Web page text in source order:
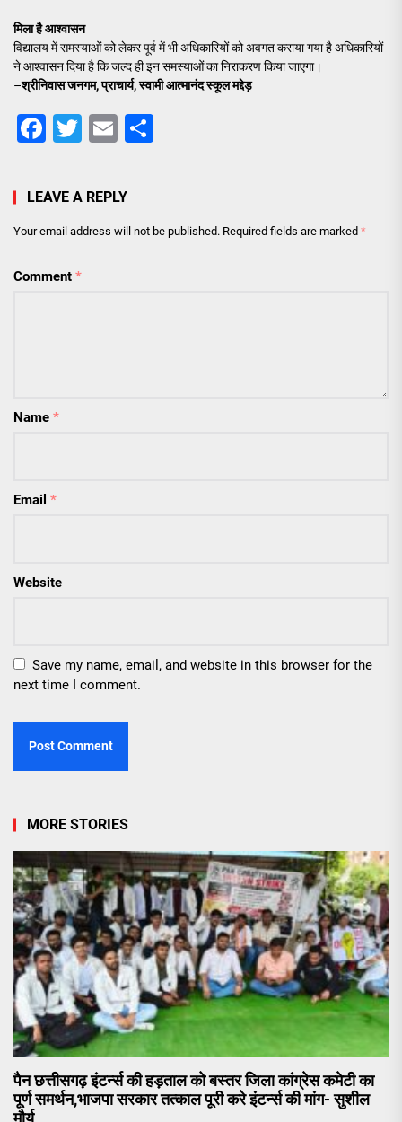
मिला है आश्वासन
विद्यालय में समस्याओं को लेकर पूर्व में भी अधिकारियों को अवगत कराया गया है अधिकारियों
ने आश्वासन दिया है कि जल्द ही इन समस्याओं का निराकरण किया जाएगा।
–श्रीनिवास जनगम, प्राचार्य, स्वामी आत्मानंद स्कूल मद्देड़
Facebook
TwitterEmail
LEAVE A REPLY
Your email address will not be published. Required fields are marked *
Comment *
Name *
Email *
Website
Save my name, email, and website in this browser for the
next time I comment.
MORE STORIES
पैन छत्तीसगढ़ इंटर्न्स की हड़ताल को बस्तर जिला कांग्रेस कमेटी का
पूर्ण समर्थन,भाजपा सरकार तत्काल पूरी करे इंटर्न्स की मांग- सुशील